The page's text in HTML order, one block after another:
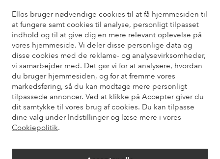
Ellos bruger nødvendige cookies til at få hjemmesiden til
at fungere samt cookies til analyse, personligt tilpasset
indhold og til at give dig en mere relevant oplevelse på
vores hjemmeside. Vi deler disse personlige data og
disse cookies med de reklame- og analysevirksomheder,
vi samarbejder med. Det gør vi for at analysere, hvordan
du bruger hjemmesiden, og for at fremme vores
markedsføring, så du kan modtage mere personligt
tilpassede annoncer. Ved at klikke på Accepter giver du
dit samtykke til vores brug af cookies. Du kan tilpasse
dine valg under Indstillinger og læse mere i vores
Cookiepolitik.
Har du brug for hjælp?
Du kan finde svar på de oftest stillede spørgsmål i vores FAQ.
Du kan også finde oplysninger om, hvordan du kontakter os.
Kundeservice Bestilling Betalingsmåde
Mine sider